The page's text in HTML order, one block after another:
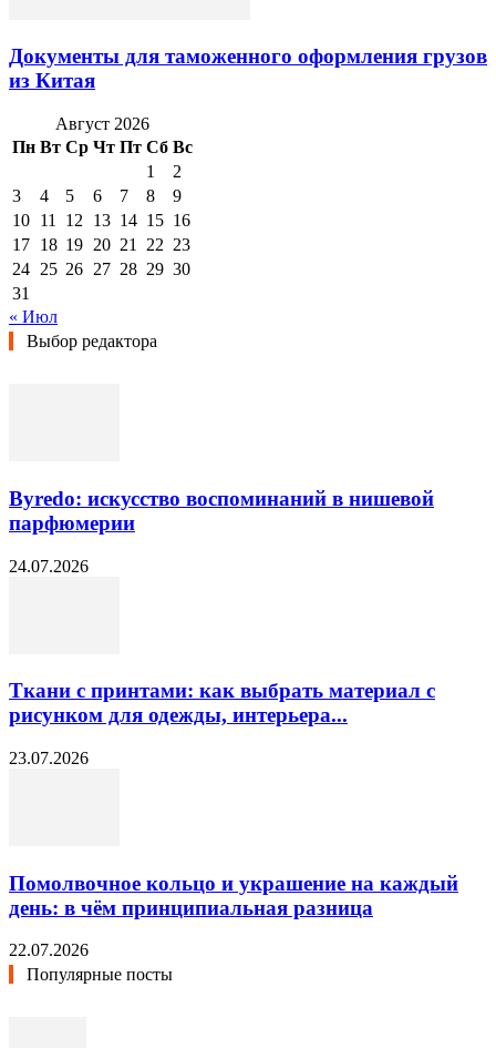
Документы для таможенного оформления грузов
из Китая
Август 2026
Пн Вт Ср Чт Пт Сб Вс
1
2
3
4 5 6 7 8
9
10 11 12 13 14 15 16
17 18 19 20 21 22 23
24 25 26 27 28 29 30
31
« Июл
Выбор редактора
Byredo: искусство воспоминаний в нишевой
парфюмерии
24.07.2026
Ткани с принтами: как выбрать материал с
рисунком для одежды, интерьера...
23.07.2026
Помолвочное кольцо и украшение на каждый
день: в чём принципиальная разница
22.07.2026
Популярные посты